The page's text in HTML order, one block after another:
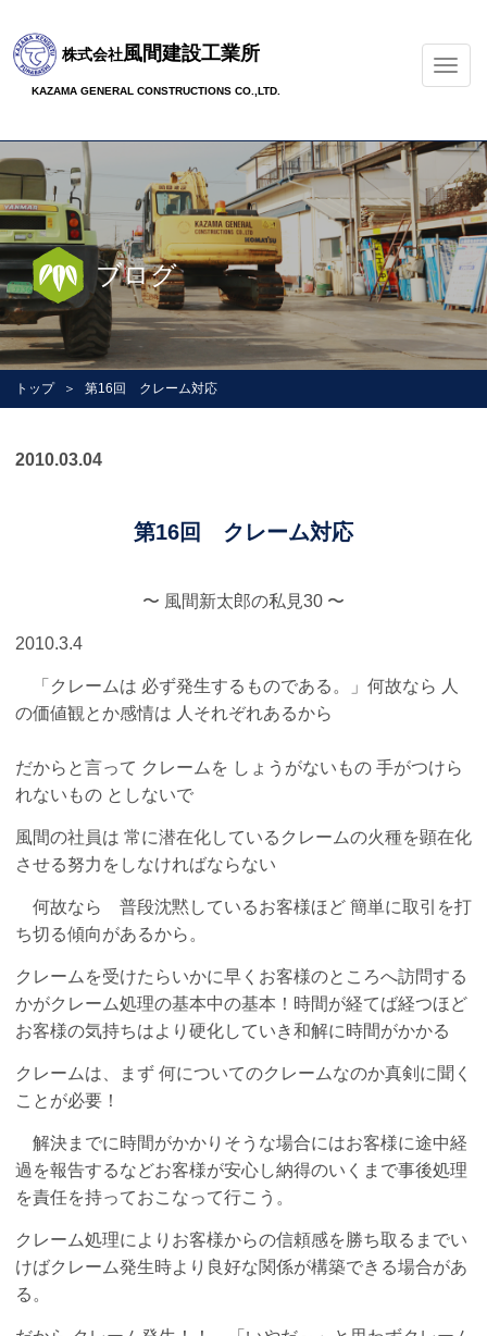
ナ
ビ
ー
シ
ョ
ン
の
切
替
株式会社風間建設工業所
KAZAMA GENERAL CONSTRUCTIONS CO.,LTD.
ブログ
トップ 第16回 クレーム対応
2010.03.04
第16回 クレーム対応
〜 風間新太郎の私見30 〜
2010.3.4
「クレームは 必ず発生するものである。」何故なら 人
の価値観とか感情は 人それぞれあるから
だからと言って クレームを しょうがないもの 手がつけら
れないもの としないで
風間の社員は 常に潜在化しているクレームの火種を顕在化
させる努力をしなければならない
何故なら 普段沈黙しているお客様ほど 簡単に取引を打
ち切る傾向があるから。
クレームを受けたらいかに早くお客様のところへ訪問する
かがクレーム処理の基本中の基本！時間が経てば経つほど
お客様の気持ちはより硬化していき和解に時間がかかる
クレームは、まず 何についてのクレームなのか真剣に聞く
ことが必要！
解決までに時間がかかりそうな場合にはお客様に途中経
過を報告するなどお客様が安心し納得のいくまで事後処理
を責任を持っておこなって行こう。
クレーム処理によりお客様からの信頼感を勝ち取るまでい
けばクレーム発生時より良好な関係が構築できる場合があ
る。